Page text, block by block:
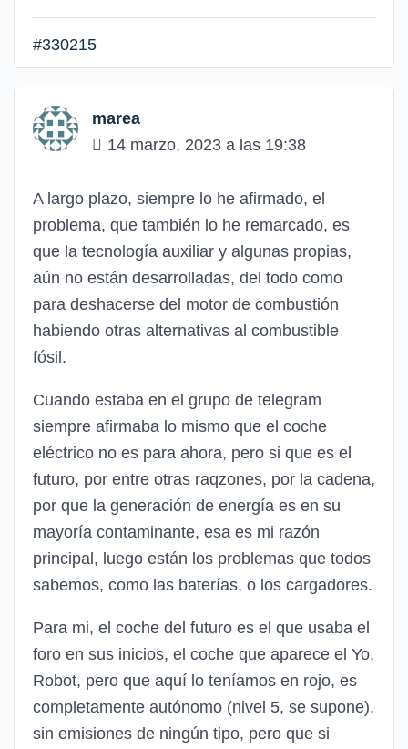
#330215
marea
14 marzo, 2023 a las 19:38
A largo plazo, siempre lo he afirmado, el
problema, que también lo he remarcado, es
que la tecnología auxiliar y algunas propias,
aún no están desarrolladas, del todo como
para deshacerse del motor de combustión
habiendo otras alternativas al combustible
fósil.
Cuando estaba en el grupo de telegram
siempre afirmaba lo mismo que el coche
eléctrico no es para ahora, pero si que es el
futuro, por entre otras raqzones, por la cadena,
por que la generación de energía es en su
mayoría contaminante, esa es mi razón
principal, luego están los problemas que todos
sabemos, como las baterías, o los cargadores.
Para mi, el coche del futuro es el que usaba el
foro en sus inicios, el coche que aparece el Yo,
Robot, pero que aquí lo teníamos en rojo, es
completamente autónomo (nivel 5, se supone),
sin emisiones de ningún tipo, pero que si